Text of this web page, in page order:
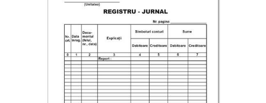
Agende personalizabile
Organizatoare business
Birotica si papetarie
Hartie si articole din hartie